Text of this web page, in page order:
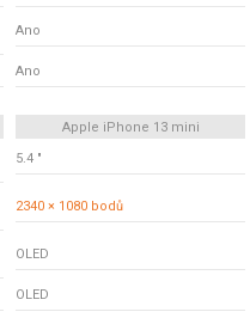
Ano
Ano
Apple iPhone 13 mini
5.4 "
2340 × 1080 bodů
OLED
OLED